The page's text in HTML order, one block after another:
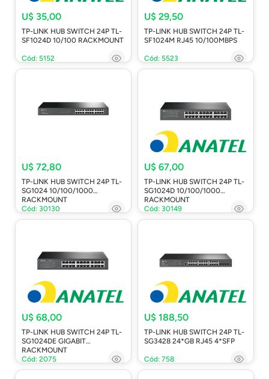
U$ 35,00
TP-LINK HUB SWITCH 24P TL-
SF1024D 10/100 RACKMOUNT
Cód: 5152
U$ 29,50
TP-LINK HUB SWITCH 24P TL-
SF1024M RJ45 10/100MBPS
Cód: 5523
U$ 72,80
TP-LINK HUB SWITCH 24P TL-
SG1024 10/100/1000
RACKMOUNT
Cód: 30130
U$ 67,00
TP-LINK HUB SWITCH 24P TL-
SG1024D 10/100/1000
RACKMOUNT
Cód: 30149
U$ 68,00
TP-LINK HUB SWITCH 24P TL-
SG1024DE GIGABIT
RACKMOUNT
Cód: 2075
U$ 188,50
TP-LINK HUB SWITCH 24P TL-
SG3428 24*GB RJ45 4*SFP
Cód: 758